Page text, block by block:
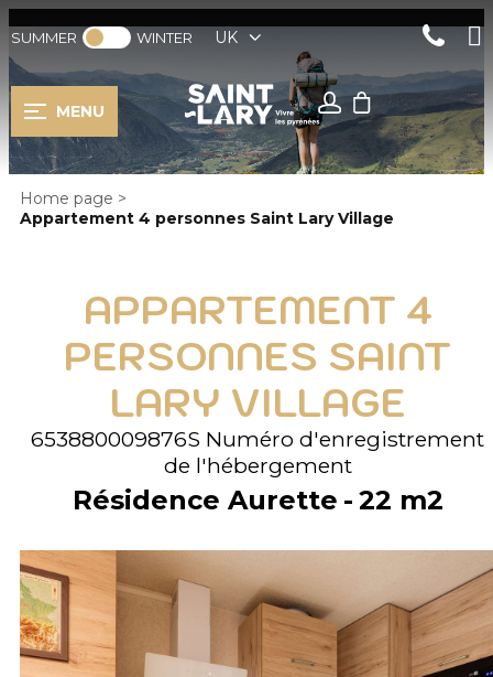
SUMMER WINTER UK
MENU
Home page >
Appartement 4 personnes Saint Lary Village
APPARTEMENT 4
PERSONNES SAINT
LARY VILLAGE
653880009876S Numéro d'enregistrement
de l'hébergement
Résidence Aurette 22 m2